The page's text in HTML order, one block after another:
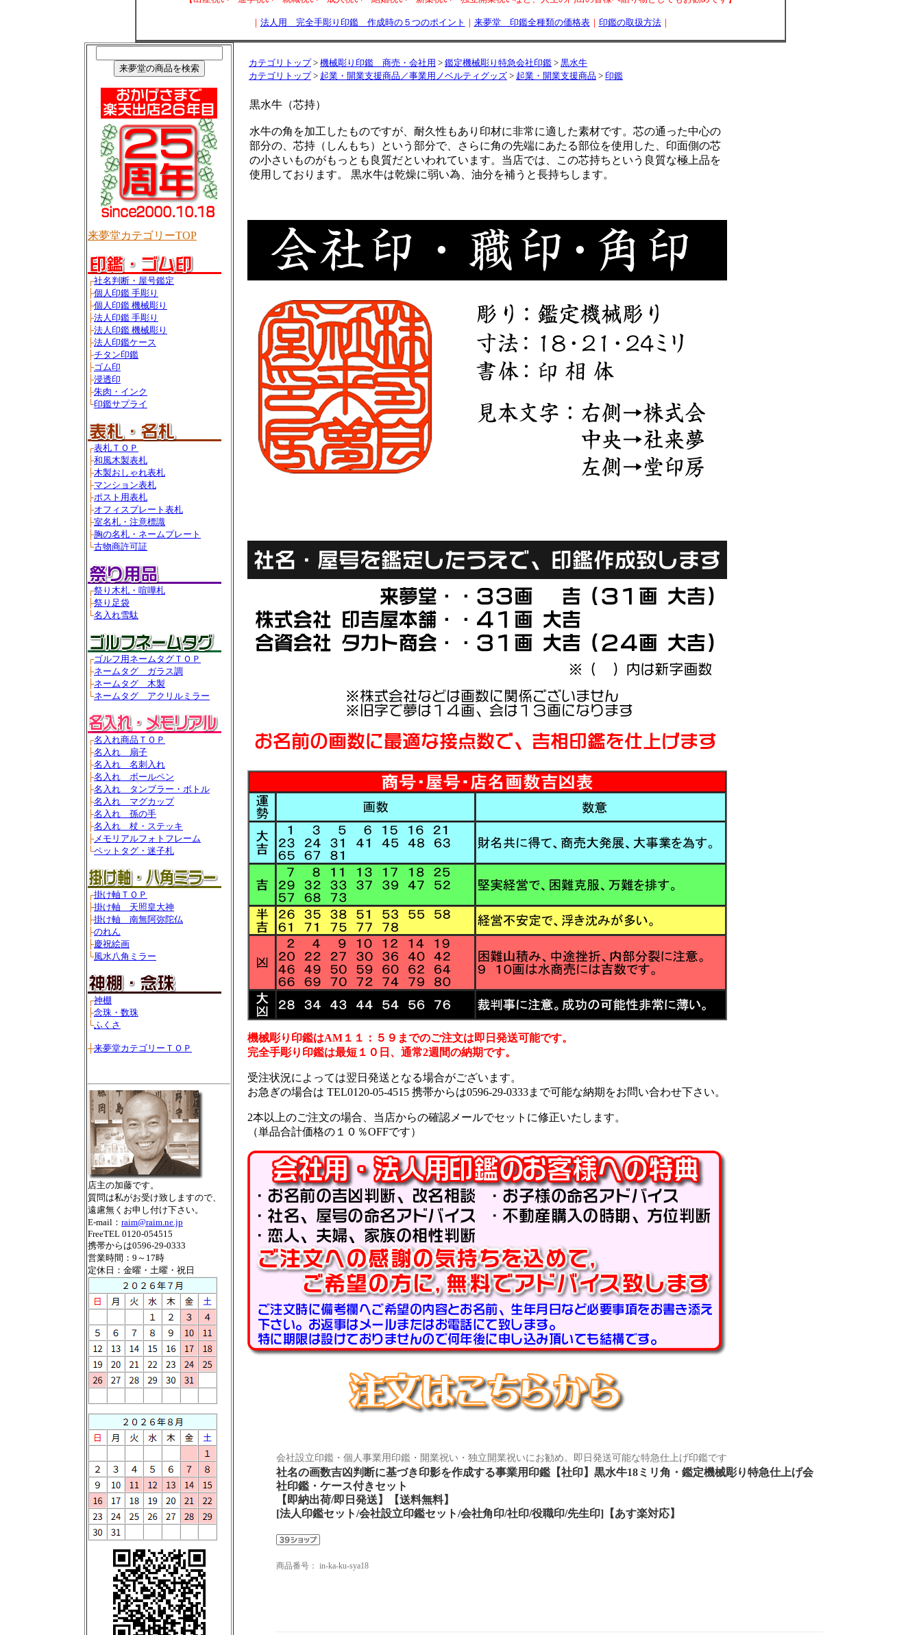
｜ 法人用 完全手彫り印鑑 作成時の５つのポイント ｜ 来夢堂 印鑑全種類の価格表｜ 印鑑の取扱方法｜
来夢堂カテゴリーTOP
┌社名判断・屋号鑑定
├個人印鑑 手彫り
├個人印鑑 機械彫り
├法人印鑑 手彫り
├法人印鑑 機械彫り
├法人印鑑ケース
├チタン印鑑
├ゴム印
├浸透印
├朱肉・インク
└印鑑サプライ
┌表札ＴＯＰ
├和風木製表札
├木製おしゃれ表札
├マンション表札
├ポスト用表札
├オフィスプレート表札
├室名札・注意標識
├胸の名札・ネームプレート
└古物商許可証
┌祭り木札・喧嘩札
├祭り足袋
└名入れ雪駄
┌ゴルフ用ネームタグＴＯＰ
├ネームタグ ガラス調
├ネームタグ 木製
└ネームタグ アクリルミラー
┌名入れ商品ＴＯＰ
├名入れ 扇子
├名入れ 名刺入れ
├名入れ ボールペン
├名入れ タンブラー・ボトル
├名入れ マグカップ
├名入れ 孫の手
├名入れ 杖・ステッキ
├メモリアルフォトフレーム
└ペットタグ・迷子札
┌掛け軸ＴＯＰ
├掛け軸 天照皇大神
├掛け軸 南無阿弥陀仏
├のれん
├慶祝絵画
└風水八角ミラー
┌神棚
├念珠・数珠
└ふくさ
┼来夢堂カテゴリーＴＯＰ
店主の加藤です。
質問は私がお受け致しますので、
遠慮無くお申し付け下さい。
E-mail： raim@raim.ne.jp
FreeTEL 0120-054515
携帯からは0596-29-0333
営業時間：9～17時
定休日：金曜・土曜・祝日
カテゴリトップ > 機械彫り印鑑 商売・会社用 > 鑑定機械彫り特急会社印鑑 > 黒水牛
カテゴリトップ > 起業・開業支援商品／事業用ノベルティグッズ > 起業・開業支援商品 > 印鑑
黒水牛（芯持）
水牛の角を加工したものですが、耐久性もあり印材に非常に適した素材です。芯の通った中心の
部分の、芯持（しんもち）という部分で、さらに角の先端にあたる部位を使用した、印面側の芯
の小さいものがもっとも良質だといわれています。当店では、この芯持ちという良質な極上品を
使用しております。 黒水牛は乾燥に弱い為、油分を補うと長持ちします。
機械彫り印鑑はAM１１：５９までのご注文は即日発送可能です。
完全手彫り印鑑は最短１０日、通常2週間の納期です。
受注状況によっては翌日発送となる場合がございます。
お急ぎの場合は TEL0120-05-4515 携帯からは0596-29-0333まで可能な納期をお問い合わせ下さい。
2本以上のご注文の場合、当店からの確認メールでセットに修正いたします。
（単品合計価格の１０％OFFです）
会社設立印鑑・個人事業用印鑑・開業祝い・独立開業祝いにお勧め。即日発送可能な特急仕上げ印鑑です
社名の画数吉凶判断に基づき印影を作成する事業用印鑑【社印】黒水牛18ミリ角・鑑定機械彫り特急仕上げ会
社印鑑・ケース付きセット
【即納出荷/即日発送】【送料無料】
[法人印鑑セット/会社設立印鑑セット/会社角印/社印/役職印/先生印]【あす楽対応】
商品番号： in-ka-ku-sya18